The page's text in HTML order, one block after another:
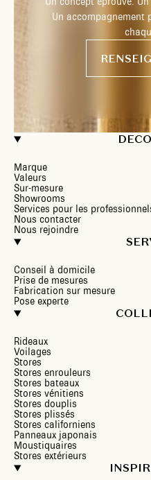
Marque
Valeurs
Sur-mesure
Showrooms
Services pour les
Nous contacter
Nous rejoindre
Conseil à domicile
Prise de mesures
Fabrication sur mesure
Pose experte
Rideaux
Voilages
Stores
Stores enrouleurs
Stores bateaux
Stores vénitiens
Stores douplis
Stores plissés
Stores californiens
Panneaux japonais
Moustiquaires
Stores extérieurs
Un accompagnement